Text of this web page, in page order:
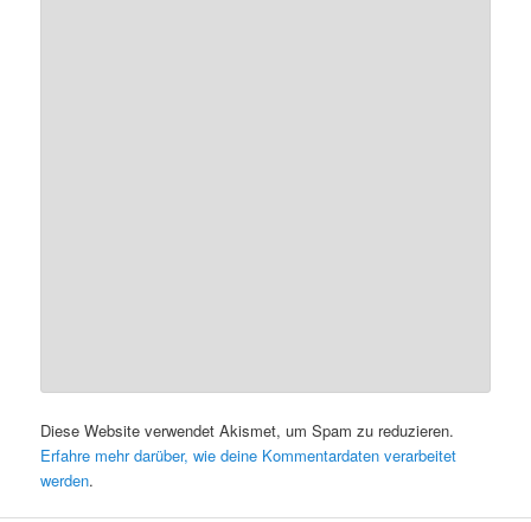
Diese Website verwendet Akismet, um Spam zu reduzieren.
Erfahre mehr darüber, wie deine Kommentardaten verarbeitet
werden.